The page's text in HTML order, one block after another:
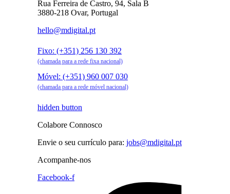
Rua Ferreira de Castro, 94, Sala B
3880-218 Ovar, Portugal
hello@mdigital.pt
Fixo: (+351) 256 130 392
(chamada para a rede fixa nacional)
Móvel: (+351) 960 007 030
(chamada para a rede móvel nacional)
hidden button
Colabore Connosco
Envie o seu currículo para: jobs@mdigital.pt
Acompanhe-nos
Facebook-f